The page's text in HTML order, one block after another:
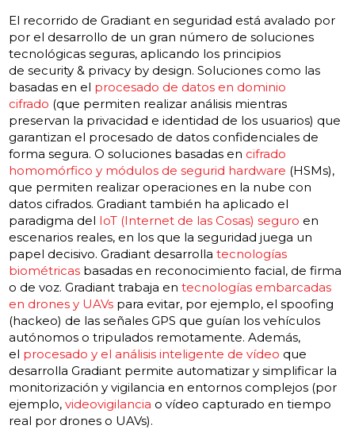
El recorrido de Gradiant en seguridad está avalado por
por el desarrollo de un gran número de soluciones
tecnológicas seguras, aplicando los principios
de security & privacy by design. Soluciones como las
basadas en el procesado de datos en dominio
cifrado (que permiten realizar análisis mientras
preservan la privacidad e identidad de los usuarios) que
garantizan el procesado de datos confidenciales de
forma segura. O soluciones basadas en cifrado
homomórfico y módulos de segurid hardware (HSMs),
que permiten realizar operaciones en la nube con
datos cifrados. Gradiant también ha aplicado el
paradigma del IoT (Internet de las Cosas) seguro en
escenarios reales, en los que la seguridad juega un
papel decisivo. Gradiant desarrollatecnologías
biométricas basadas en reconocimiento facial, de firma
o de voz. Gradiant trabaja entecnologías embarcadas
en drones y UAVs para evitar, por ejemplo, el spoofing
(hackeo) de las señales GPS que guían los vehículos
autónomos o tripulados remotamente. Además,
el procesado y el análisis inteligente de vídeo que
desarrolla Gradiant permite automatizar y simplificar la
monitorización y vigilancia en entornos complejos (por
ejemplo,videovigilancia o vídeo capturado en tiempo
real por drones o UAVs).